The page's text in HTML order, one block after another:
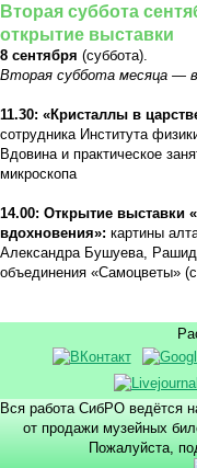
Вторая суббота
открытие выставки
8 сентября (суббота).
Вторая суббота месяца —
11.30: «Кристаллы в
сотрудника Института
Вдовина и практическое
микроскопа
14.00: Открытие выставки
вдохновения»: картины
Александра Бушуева,
объединения «Самоцветы»
Вся работа СибРО ведётся
от продажи музейных
Пожалуйста,